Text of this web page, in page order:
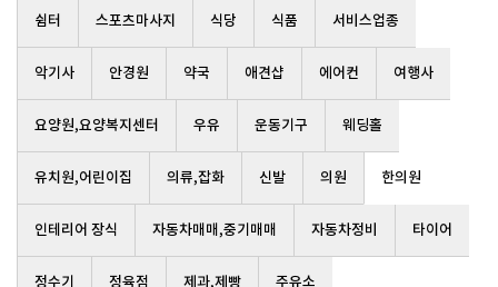
쉼터 스포츠마사지 식당 식품 서비스업종
악기사 안경원 약국 애견샵 에어컨 여행사
요양원,요양복지센터 우유 운동기구 웨딩홀
유치원,어린이집 의류,잡화 신발 의원 한의원
인테리어 장식 자동차매매,중기매매 자동차정비 타이어
정수기 정육점 제과,제빵 주유소